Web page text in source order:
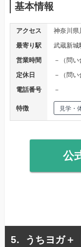
基本情報
アクセス
神奈川県
最寄り駅
武蔵新
営業時間
－（問い
定休日
－（問い
電話番号
－
特徴 見学・
公
うちヨガ＋